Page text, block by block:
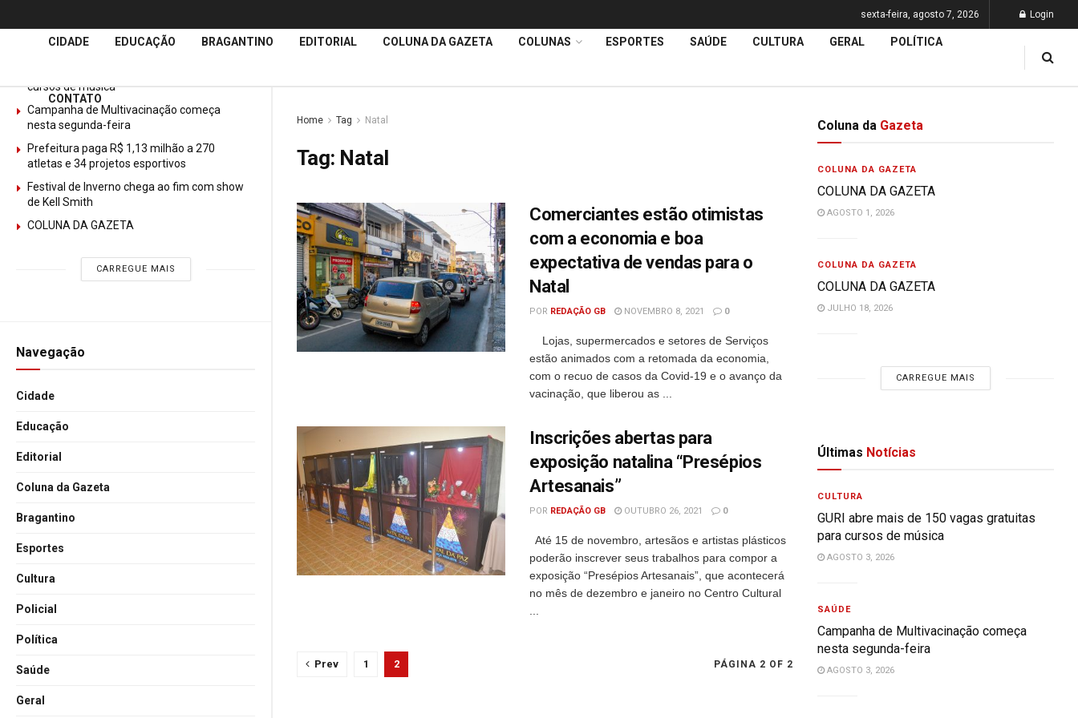
ÚltimasNotícias
cursos de música
Campanha de Multivacinação começa
nesta segunda-feira
Prefeitura paga R$ 1,13 milhão a 270
atletas e 34 projetos esportivos
Festival de Inverno chega ao fim com show
de Kell Smith
COLUNA DA GAZETA
CARREGUE MAIS
Navegação
Cidade
Educação
Editorial
Coluna da Gazeta
Bragantino
Esportes
Cultura
Policial
Política
Saúde
Geral
sexta-feira, agosto 7, 2026 Login
CIDADE EDUCAÇÃO BRAGANTINO EDITORIAL COLUNA DA GAZETA COLUNAS ESPORTES SAÚDE CULTURA GERAL POLÍTICA
CONTATO
Home Tag Natal
Tag: Natal
Comerciantes estão otimistas
com a economia e boa
expectativa de vendas para o
Natal
POR REDAÇÃO GB NOVEMBRO 8, 2021 0
Lojas, supermercados e setores de Serviços
estão animados com a retomada da economia,
com o recuo de casos da Covid-19 e o avanço da
vacinação, que liberou as ...
Inscrições abertas para
exposição natalina “Presépios
Artesanais”
POR REDAÇÃO GB OUTUBRO 26, 2021 0
Até 15 de novembro, artesãos e artistas plásticos
poderão inscrever seus trabalhos para compor a
exposição “Presépios Artesanais”, que acontecerá
no mês de dezembro e janeiro no Centro Cultural
PÁGINA 2 OF 2
Prev 1 2
Coluna da Gazeta
COLUNA DA GAZETA
COLUNA DA GAZETA
AGOSTO 1, 2026
COLUNA DA GAZETA
COLUNA DA GAZETA
JULHO 18, 2026
CARREGUE MAIS
Últimas Notícias
CULTURA
GURI abre mais de 150 vagas gratuitas
para cursos de música
AGOSTO 3, 2026
SAÚDE
Campanha de Multivacinação começa
nesta segunda-feira
AGOSTO 3, 2026